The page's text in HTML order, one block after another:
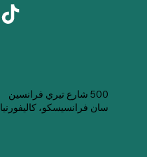
500 شارع تيري فرانسين
سان فرانسيسكو، كاليفورنيا 94158